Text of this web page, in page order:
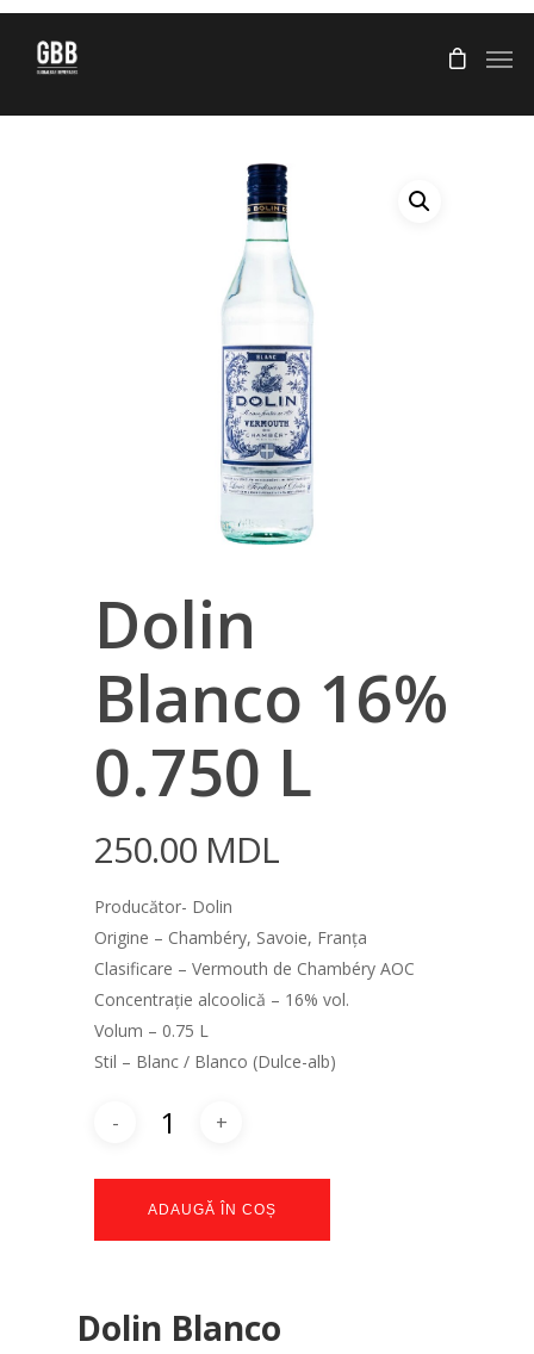
Dolin
Blanco 16%
0.750 L
250.00 MDL
Producător- Dolin
Origine – Chambéry, Savoie, Franța
Clasificare – Vermouth de Chambéry AOC
Concentrație alcoolică – 16% vol.
Volum – 0.75 L
Stil – Blanc / Blanco (Dulce-alb)
ADAUGĂ ÎN COȘ
Dolin Blanco